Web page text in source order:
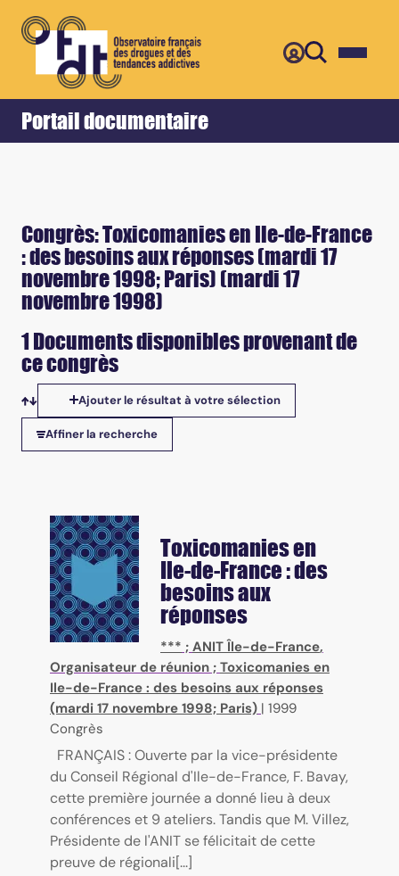
Portail documentaire
Accueil Retour
Congrès: Toxicomanies en Ile-de-France
: des besoins aux réponses (mardi 17
novembre 1998; Paris) (mardi 17
novembre 1998)
1 Documents disponibles provenant de
ce congrès
Tris disponibles
Ajouter le résultat à votre sélection
Affiner la recherche
Toxicomanies en
Ile-de-France : des
besoins aux
réponses
*** ; ANIT Île-de-France,
Organisateur de réunion ; Toxicomanies en
Ile-de-France : des besoins aux réponses
(mardi 17 novembre 1998; Paris) | 1999
Congrès
FRANÇAIS : Ouverte par la vice-présidente
du Conseil Régional d'Ile-de-France, F. Bavay,
cette première journée a donné lieu à deux
conférences et 9 ateliers. Tandis que M. Villez,
Présidente de l'ANIT se félicitait de cette
preuve de régionali[...]